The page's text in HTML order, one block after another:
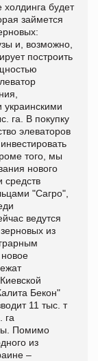
холдинга будет
займется
и, возможно,
построить
га. В покупку
элеваторов
того, мы
нового
средств
"Сагро",
ведутся
из
Бекон"
11 тыс. т
га
Помимо
из
–